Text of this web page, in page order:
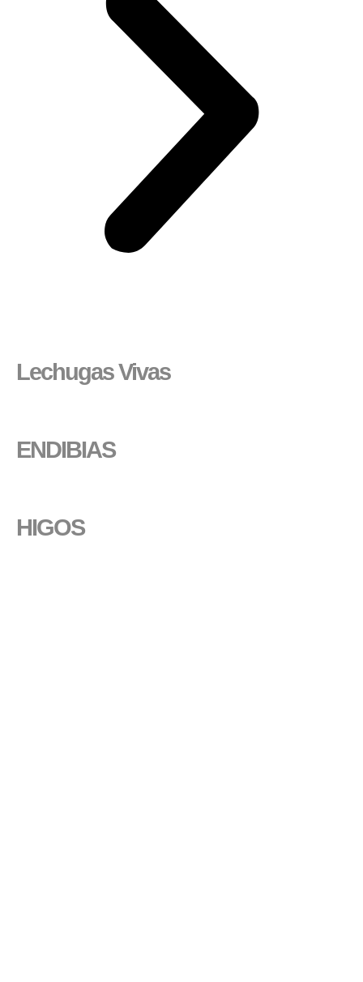
Lechugas Vivas
ENDIBIAS
HIGOS